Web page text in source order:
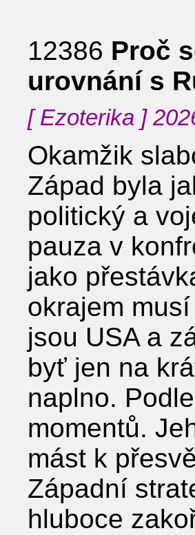
12386 Proč
urovnání s
[ Ezoterika ]
Okamžik
Západ byla
politický a
pauza v
jako
okrajem
jsou USA a
byť jen na
naplno.
momentů.
mást k
Západní
hluboce